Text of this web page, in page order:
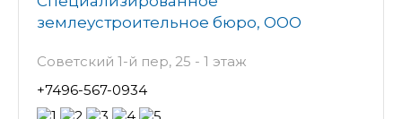
землеустроительное бюро, ООО
Советский 1-й пер, 25 - 1 этаж
+7496-567-0934